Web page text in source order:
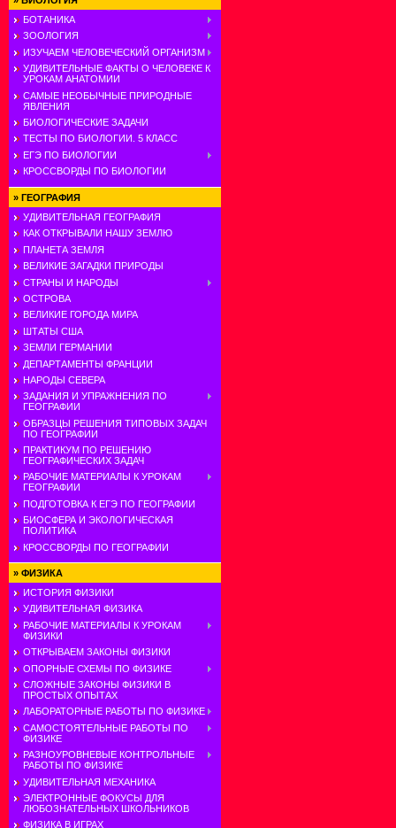
БОТАНИКА
ЗООЛОГИЯ
ИЗУЧАЕМ ЧЕЛОВЕЧЕСКИЙ ОРГАНИЗМ
УДИВИТЕЛЬНЫЕ ФАКТЫ О ЧЕЛОВЕКЕ К
УРОКАМ АНАТОМИИ
САМЫЕ НЕОБЫЧНЫЕ ПРИРОДНЫЕ
ЯВЛЕНИЯ
БИОЛОГИЧЕСКИЕ ЗАДАЧИ
ТЕСТЫ ПО БИОЛОГИИ. 5 КЛАСС
ЕГЭ ПО БИОЛОГИИ
КРОССВОРДЫ ПО БИОЛОГИИ
» ГЕОГРАФИЯ
УДИВИТЕЛЬНАЯ ГЕОГРАФИЯ
КАК ОТКРЫВАЛИ НАШУ ЗЕМЛЮ
ПЛАНЕТА ЗЕМЛЯ
ВЕЛИКИЕ ЗАГАДКИ ПРИРОДЫ
СТРАНЫ И НАРОДЫ
ОСТРОВА
ВЕЛИКИЕ ГОРОДА МИРА
ШТАТЫ США
ЗЕМЛИ ГЕРМАНИИ
ДЕПАРТАМЕНТЫ ФРАНЦИИ
НАРОДЫ СЕВЕРА
ЗАДАНИЯ И УПРАЖНЕНИЯ ПО
ГЕОГРАФИИ
ОБРАЗЦЫ РЕШЕНИЯ ТИПОВЫХ ЗАДАЧ
ПО ГЕОГРАФИИ
ПРАКТИКУМ ПО РЕШЕНИЮ
ГЕОГРАФИЧЕСКИХ ЗАДАЧ
РАБОЧИЕ МАТЕРИАЛЫ К УРОКАМ
ГЕОГРАФИИ
ПОДГОТОВКА К ЕГЭ ПО ГЕОГРАФИИ
БИОСФЕРА И ЭКОЛОГИЧЕСКАЯ
ПОЛИТИКА
КРОССВОРДЫ ПО ГЕОГРАФИИ
» ФИЗИКА
ИСТОРИЯ ФИЗИКИ
УДИВИТЕЛЬНАЯ ФИЗИКА
РАБОЧИЕ МАТЕРИАЛЫ К УРОКАМ
ФИЗИКИ
ОТКРЫВАЕМ ЗАКОНЫ ФИЗИКИ
ОПОРНЫЕ СХЕМЫ ПО ФИЗИКЕ
СЛОЖНЫЕ ЗАКОНЫ ФИЗИКИ В
ПРОСТЫХ ОПЫТАХ
ЛАБОРАТОРНЫЕ РАБОТЫ ПО ФИЗИКЕ
САМОСТОЯТЕЛЬНЫЕ РАБОТЫ ПО
ФИЗИКЕ
РАЗНОУРОВНЕВЫЕ КОНТРОЛЬНЫЕ
РАБОТЫ ПО ФИЗИКЕ
УДИВИТЕЛЬНАЯ МЕХАНИКА
ЭЛЕКТРОННЫЕ ФОКУСЫ ДЛЯ
ЛЮБОЗНАТЕЛЬНЫХ ШКОЛЬНИКОВ
ФИЗИКА В ИГРАХ